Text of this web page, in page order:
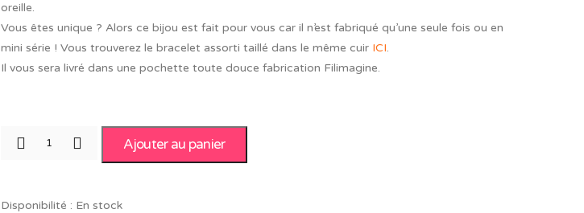
oreille.
Vous êtes unique ? Alors ce bijou est fait pour vous car il n’est fabriqué qu’une seule fois ou en
mini série ! Vous trouverez le bracelet assorti taillé dans le même cuir ICI.
Il vous sera livré dans une pochette toute douce fabrication Filimagine.
Ajouter au panier
Disponibilité : En stock